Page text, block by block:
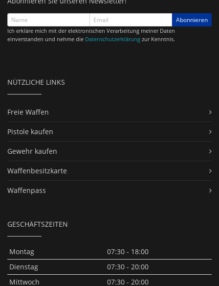
Abonnieren
Ich erkläre mich mit der elektronischen Verarbeitung meiner Daten
einverstanden und nehme die Datenschutzerklärung zur Kenntnis.
NÜTZLICHE LINKS
Freie Waffen
Pistole kaufen
Gewehr kaufen
Waffenbesitzkarte
Waffenpass
GESCHÄFTSZEITEN
Montag
07:30 - 18:00
Dienstag
07:30 - 20:00
Mittwoch
07:30 - 20:00